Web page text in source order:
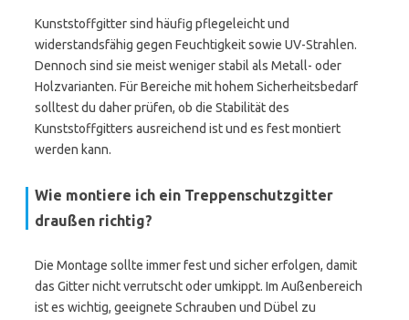
Kunststoffgitter sind häufig pflegeleicht und
widerstandsfähig gegen Feuchtigkeit sowie UV-Strahlen.
Dennoch sind sie meist weniger stabil als Metall- oder
Holzvarianten. Für Bereiche mit hohem Sicherheitsbedarf
solltest du daher prüfen, ob die Stabilität des
Kunststoffgitters ausreichend ist und es fest montiert
werden kann.
Wie montiere ich ein Treppenschutzgitter
draußen richtig?
Die Montage sollte immer fest und sicher erfolgen, damit
das Gitter nicht verrutscht oder umkippt. Im Außenbereich
ist es wichtig, geeignete Schrauben und Dübel zu